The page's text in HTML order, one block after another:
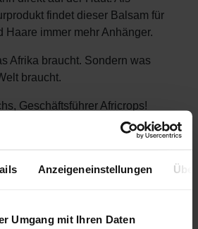
Anzeigeneinstellungen
Umgang mit Ihren Daten
findet dieser Balsam für
Haare immer mehr Anhänger.
Afrika braucht. Sondern was
braucht.
Geschäftsführer Africrops!
Produkten der Marke
die einzigartigen Erzeugnisse
Raubbau verhindern. Die